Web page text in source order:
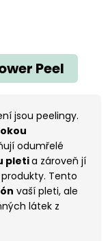
Peel
jsou peelingy.
odumřelé
pletia zároveň jí
Tento
vaší pleti, ale
látek z